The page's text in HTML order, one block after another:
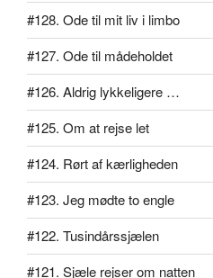
#128. Ode til mit liv i limbo
#127. Ode til mådeholdet
#126. Aldrig lykkeligere …
#125. Om at rejse let
#124. Rørt af kærligheden
#123. Jeg mødte to engle
#122. Tusindårssjælen
#121. Sjæle rejser om natten